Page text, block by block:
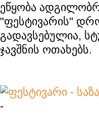
ეწყობა
"ფესტივარის"
გადავსებულია,
ჯავშნის ოთახებს.
-